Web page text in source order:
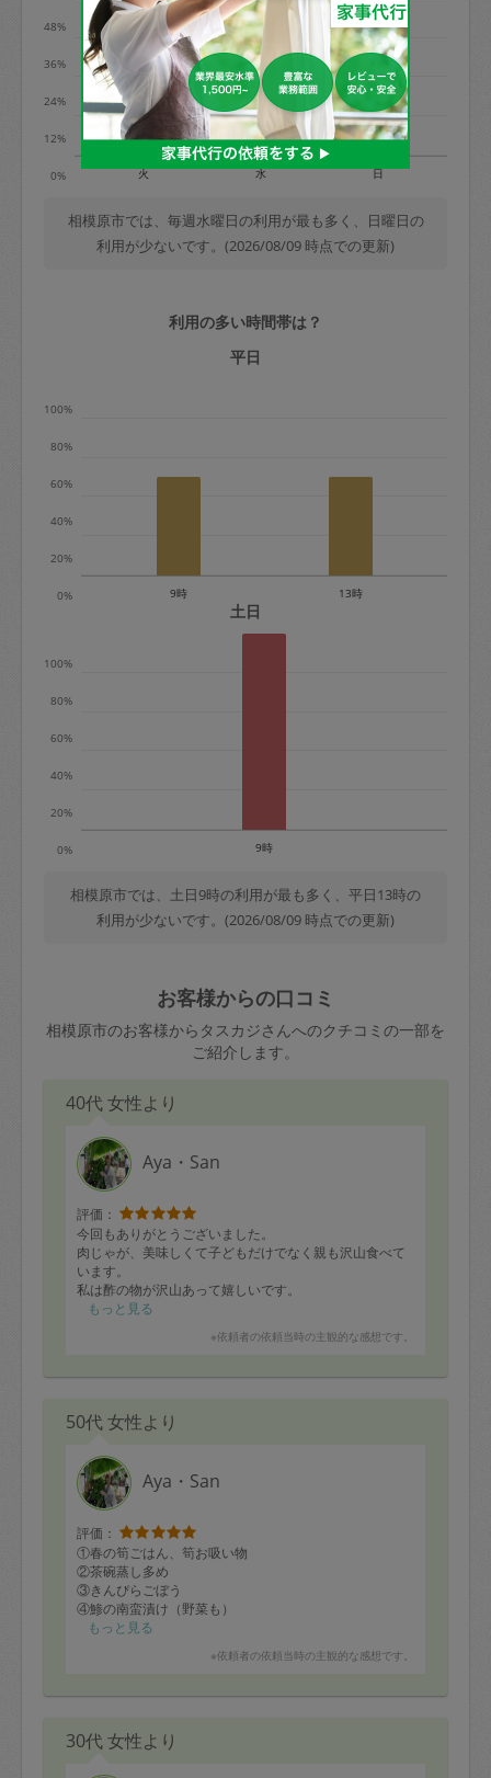
水曜日9時〜金曜日9時まで＝依頼料金の
50%
金曜日9時～土曜日8時まで＝依頼金額の
100%
土曜日8時〜実施時間＝依頼金額の100%
＋交通費全額
依頼者不在による当日キャンセル＝依頼
金額の100%＋交通費全額
定期契約をキャンセルする場合、毎週定
期は月2回まで隔週定期は月1回までキャ
※キャンセル料金の設定について：
定期依頼1回（3時間）の金額とスポット
0%
12%
24%
36%
48%
火 水 日
相模原市では、毎週水曜日の利用が最も多く、日曜日の
利用が少ないです。(2026/08/09 時点での更新)
利用の多い時間帯は？
平日
0%
20%
40%
60%
80%
100%
9時 13時
土日
0%
20%
40%
60%
80%
100%
9時
相模原市では、土日9時の利用が最も多く、平日13時の
利用が少ないです。(2026/08/09 時点での更新)
お客様からの口コミ
相模原市のお客様からタスカジさんへのクチコミの一部を
ご紹介します。
40代 女性より
Aya・San
評価：
今回もありがとうございました。
肉じゃが、美味しくて子どもだけでなく親も沢山食べて
います。
私は酢の物が沢山あって嬉しいです。
南蛮漬けもとても美味しかったです！
6月の予定もありがとうございました。
もっと見る
※依頼者の依頼当時の主観的な感想です。
50代 女性より
Aya・San
評価：
①春の筍ごはん、筍お吸い物
②茶碗蒸し多め
③きんぴらごぼう
④鯵の南蛮漬け（野菜も）
⑤ローストビーフ、玉ねぎタレ
⑨水餃子（冷凍）
もっと見る
※依頼者の依頼当時の主観的な感想です。
30代 女性より